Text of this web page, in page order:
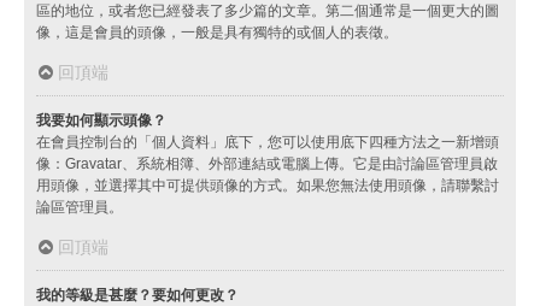
區的地位，或者您已經發表了多少篇的文章。第二個通常是一個更大的圖
像，這是會員的頭像，一般是具有獨特的或個人的表徵。
回頂端
我要如何顯示頭像？
在會員控制台的「個人資料」底下，您可以使用底下四種方法之一新增頭
像：Gravatar、系統相簿、外部連結或電腦上傳。它是由討論區管理員啟
用頭像，並選擇其中可提供頭像的方式。如果您無法使用頭像，請聯繫討
論區管理員。
回頂端
我的等級是甚麼？要如何更改？